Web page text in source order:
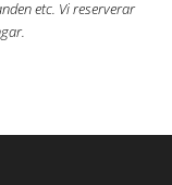
etc. Vi reserverar